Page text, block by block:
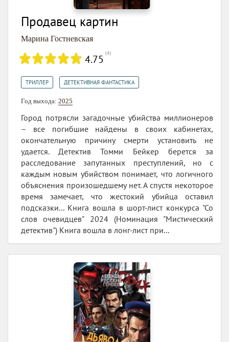
Продавец картин
Марина Гостневская
4.75 (4)
ТРИЛЛЕР ДЕТЕКТИВНАЯ ФАНТАСТИКА
Год выхода: 2025
Город потрясли загадочные убийства миллионеров
– все погибшие найдены в своих кабинетах,
окончательную причину смерти установить не
удается. Детектив Томми Бейкер берется за
расследование запутанных преступлений, но с
каждым новым убийством понимает, что логичного
объяснения произошедшему нет. А спустя некоторое
время замечает, что жестокий убийца оставил
подсказки... Книга вошла в шорт-лист конкурса "Со
слов очевидцев" 2024 (Номинация "Мистический
детектив") Книга вошла в лонг-лист при...